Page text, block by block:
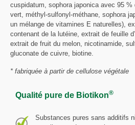
cuspidatum, sophora japonica avec 95
vert, méthyl-sulfonyl-méthane, sophora
un mélange de vitamines E naturelles),
contenant de la lutéine, extrait de feuille
extrait de fruit du melon, nicotinamide,
gluconate de cuivre, biotine.
* fabriquée à partir de cellulose végétale
Qualité pure de Biotikon®
Substances pures sans additifs